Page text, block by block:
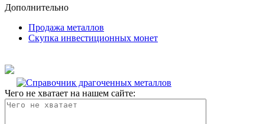
Дополнительно
Продажа металлов
Скупка инвестиционных монет
Чего не хватает на нашем сайте: